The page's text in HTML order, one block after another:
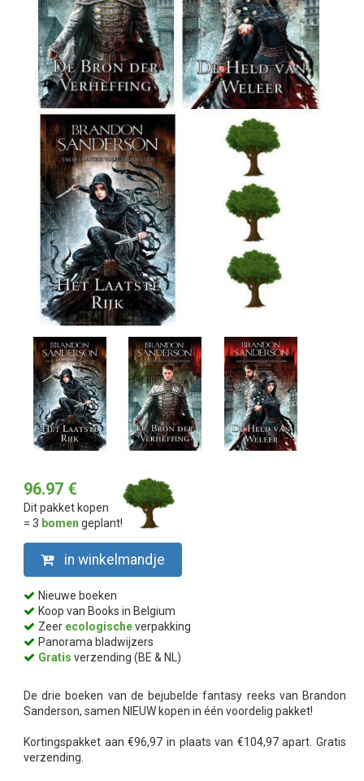
96.97 €
Dit pakket kopen
= 3 bomen geplant!
in winkelmandje
Nieuwe boeken
Koop van Books in Belgium
Zeer ecologischeverpakking
Panorama bladwijzers
Gratis verzending (BE & NL)
De drie boeken van de bejubelde fantasy reeks van Brandon
Sanderson, samen NIEUW kopen in één voordelig pakket!
Kortingspakket aan €96,97 in plaats van €104,97 apart. Gratis
verzending.